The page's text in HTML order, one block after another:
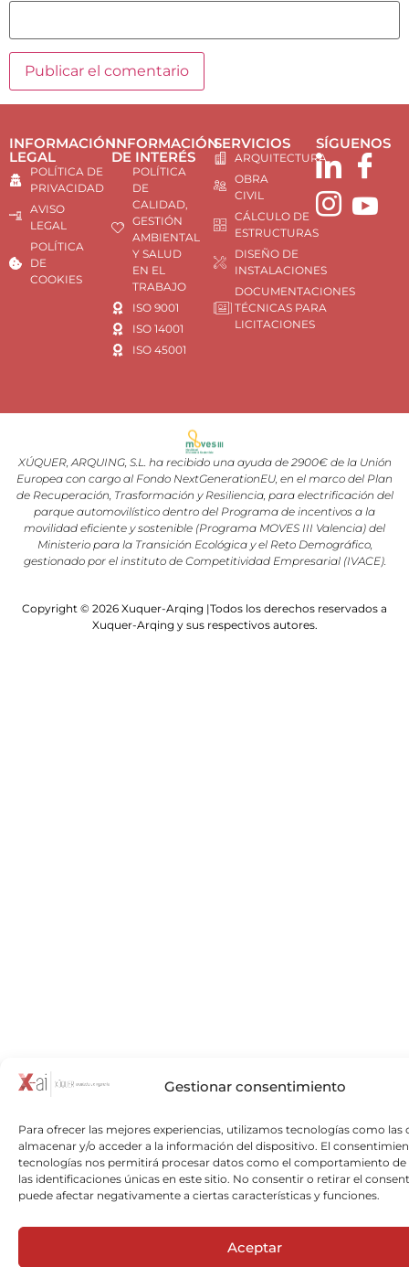
Gestionar consentimiento
Para ofrecer las mejores experiencias, utilizamos tecnologías como las
almacenar y/o acceder a la información del dispositivo. El
tecnologías nos permitirá procesar datos como el comportamiento de
las identificaciones únicas en este sitio. No consentir o retirar el
puede afectar negativamente a ciertas características y funciones.
Aceptar
INFORMACIÓN
LEGAL
POLÍTICA DE
PRIVACIDAD
AVISO
LEGAL
POLÍTICA
DE
COOKIES
INFORMACIÓN
DE INTERÉS
POLÍTICA
DE
CALIDAD,
GESTIÓN
AMBIENTAL
Y SALUD
EN EL
TRABAJO
ISO 9001
ISO 14001
ISO 45001
SERVICIOS
ARQUITECTURA
OBRA
CIVIL
CÁLCULO DE
ESTRUCTURAS
DISEÑO DE
INSTALACIONES
DOCUMENTACIONES
TÉCNICAS PARA
LICITACIONES
SÍGUENOS
XÚQUER, ARQUING, S.L. ha recibido una ayuda de 2900€ de la Unión
Europea con cargo al Fondo NextGenerationEU, en el marco del Plan
de Recuperación, Trasformación y Resiliencia, para electrificación del
parque automovilístico dentro del Programa de incentivos a la
movilidad eficiente y sostenible (Programa MOVES III Valencia) del
Ministerio para la Transición Ecológica y el Reto Demográfico,
gestionado por el instituto de Competitividad Empresarial (IVACE).
Copyright © 2026 Xuquer-Arqing |Todos los derechos reservados a
Xuquer-Arqing y sus respectivos autores.